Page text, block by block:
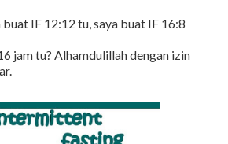
IF 12:12 tu, saya buat IF 16:8
jam tu? Alhamdulillah dengan izin